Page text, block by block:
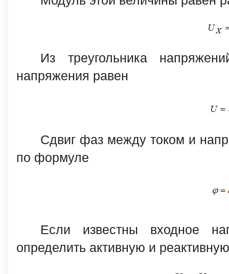
Из треугольника
напряжения равен
Сдвиг фаз между током и
по формуле
Если известны входное
определить активную и